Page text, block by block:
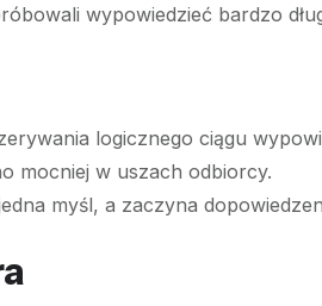
wypowiedzieć bardzo
logicznego ciągu
mocniej w uszach odbiorcy.
myśl, a zaczyna